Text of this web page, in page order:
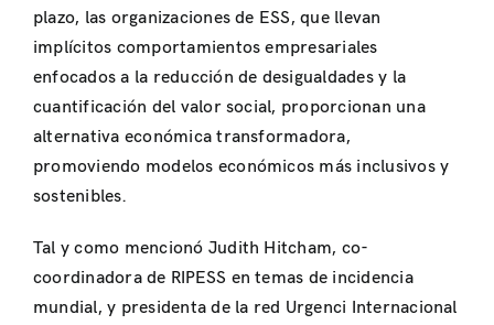
plazo, las organizaciones de ESS, que llevan
implícitos comportamientos empresariales
enfocados a la reducción de desigualdades y la
cuantificación del valor social, proporcionan una
alternativa económica transformadora,
promoviendo modelos económicos más inclusivos y
sostenibles.
Tal y como mencionó Judith Hitcham, co-
coordinadora de RIPESS en temas de incidencia
mundial, y presidenta de la red Urgenci Internacional